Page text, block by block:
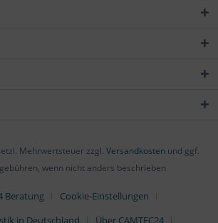
Mehrwertsteuer zzgl. Versandkosten und ggf.
wenn nicht anders beschrieben
Beratung
Cookie-Einstellungen
in Deutschland
Über CAMTEC24